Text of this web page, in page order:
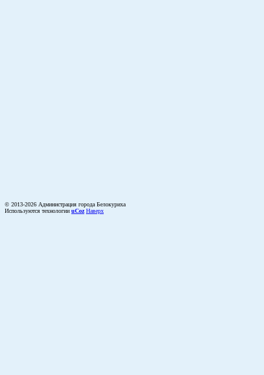
© 2013-2026 Администрация города Белокуриха
Используются технологии uCoz Наверх